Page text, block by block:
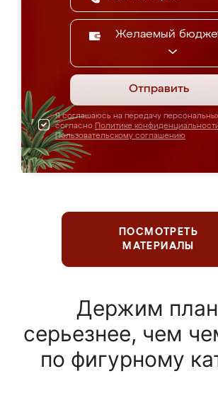
Желаемый
Отправить
Я соглашаюсь на передачу
согласно Политике
Пользовательскому соглашению
ПОСМОТРЕТЬ
МАТЕРИАЛЫ
Держим
серьезнее, чем
по фигурному